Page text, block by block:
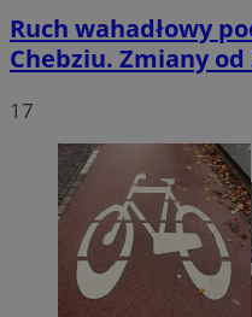
Ruch wahadłowy
Chebziu. Zmiany od
17